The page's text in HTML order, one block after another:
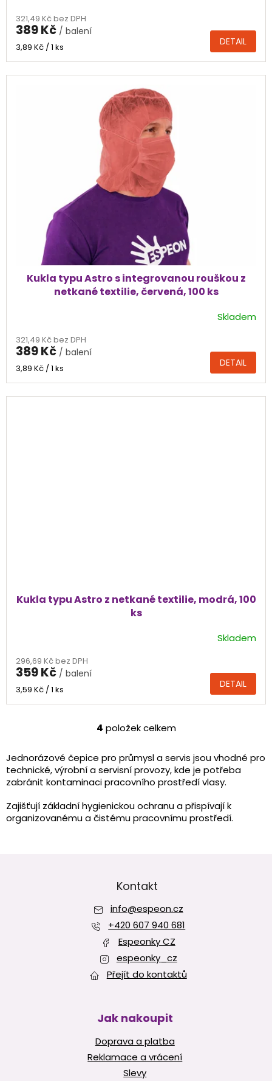
produktu
je
5,0
z
321,49 Kč bez DPH
389 Kč / balení
Měrná
3,89 Kč / 1 ks DETAIL
Kukla typu Astro s integrovanou rouškou z
netkané textilie, červená, 100 ks
produktu
je
4,0
Skladem
321,49 Kč bez DPH
389 Kč / balení
Měrná
3,89 Kč / 1 ks DETAIL
Kukla typu Astro z netkané textilie, modrá, 100
ks
produktu
je
5,0
Skladem
296,69 Kč bez DPH
359 Kč / balení
Měrná
3,59 Kč / 1 ks DETAIL
O
l
á
d
c
í
p
v
ý
p
i
s
u
4 položek celkem
Jednorázové čepice pro průmysl a servis jsou vhodné pro
technické, výrobní a servisní provozy, kde je potřeba
zabránit kontaminaci pracovního prostředí vlasy.
Zajišťují základní hygienickou ochranu a přispívají k
organizovanému a čistému pracovnímu prostředí.
Kontakt
info@espeon.cz
+420 607 940 681
Espeonky CZ
espeonky_cz
Přejít do kontaktů
Jak nakoupit
Doprava a platba
Reklamace a vrácení
Slevy